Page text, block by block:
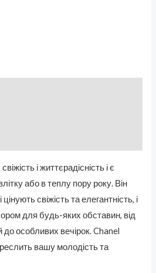
і життєрадісність і є
або в теплу пору року. Він
свіжість та елегантність, і
для будь-яких обставин, від
до особливих вечірок. Chanel
вашу молодість та